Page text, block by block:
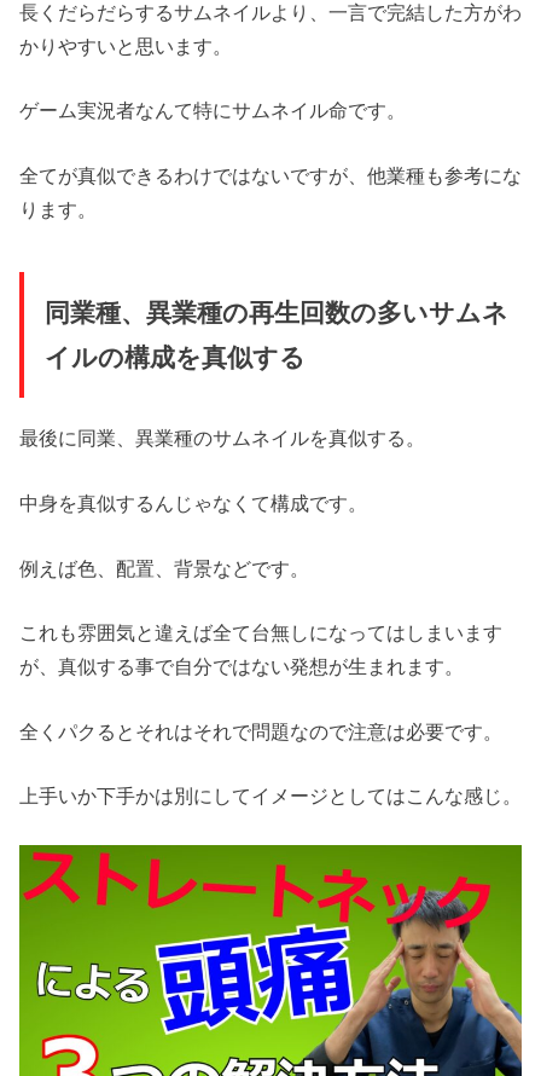
長くだらだらするサムネイルより、一言で完結した方がわ
かりやすいと思います。
ゲーム実況者なんて特にサムネイル命です。
全てが真似できるわけではないですが、他業種も参考にな
ります。
同業種、異業種の再生回数の多いサムネ
イルの構成を真似する
最後に同業、異業種のサムネイルを真似する。
中身を真似するんじゃなくて構成です。
例えば色、配置、背景などです。
これも雰囲気と違えば全て台無しになってはしまいます
が、真似する事で自分ではない発想が生まれます。
全くパクるとそれはそれで問題なので注意は必要です。
上手いか下手かは別にしてイメージとしてはこんな感じ。